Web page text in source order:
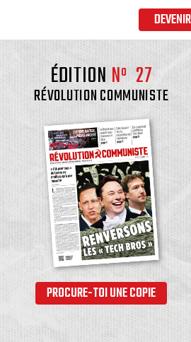
ÉDITION Nº 27
RÉVOLUTION COMMUNISTE
PROCURE-TOI UNE COPIE